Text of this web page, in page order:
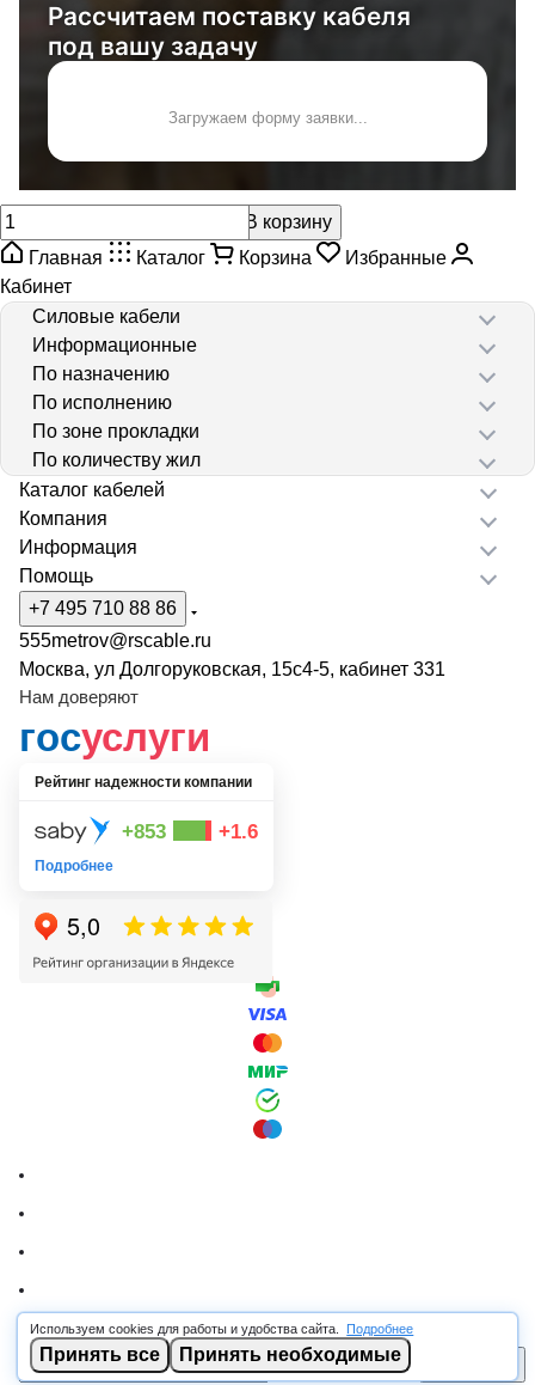
Рассчитаем поставку кабеля
под вашу задачу
Загружаем форму заявки...
Используем cookies для работы и удобства сайта. Подробнее
Принять все Принять необходимые
В корзину
Главная
Каталог Корзина
Избранные
Кабинет
Силовые кабели
Информационные
По назначению
По исполнению
По зоне прокладки
По количеству жил
Каталог кабелей
Компания
Информация
Помощь
+7 495 710 88 86
555metrov@rscable.ru
Москва, ул Долгоруковская, 15с4-5, кабинет 331
Нам доверяют
госуслуги
Рейтинг надежности компании
+853 +1.6
Подробнее
© 2026 RSCABLE.RU - Оптовая продажа кабеля
ООО «РОСКАБ», ИНН 7802877462, ОГРН